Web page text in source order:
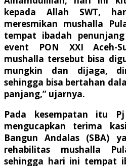
kepada Allah SWT,
meresmikan mushalla
tempat ibadah
event PON XXI Aceh-
mushalla tersebut bisa
mungkin dan dijaga,
sehingga bisa bertahan
panjang,” ujarnya.
Pada kesempatan itu
mengucapkan terima
Bangun Andalas (SBA)
rehabilitas mushalla
sehingga hari ini tempat